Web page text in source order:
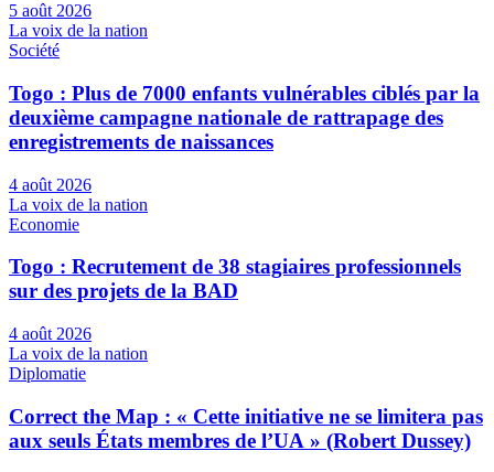
5 août 2026
La voix de la nation
Société
Togo : Plus de 7000 enfants vulnérables ciblés par la
deuxième campagne nationale de rattrapage des
enregistrements de naissances
4 août 2026
La voix de la nation
Economie
Togo : Recrutement de 38 stagiaires professionnels
sur des projets de la BAD
4 août 2026
La voix de la nation
Diplomatie
Correct the Map : « Cette initiative ne se limitera pas
aux seuls États membres de l’UA » (Robert Dussey)